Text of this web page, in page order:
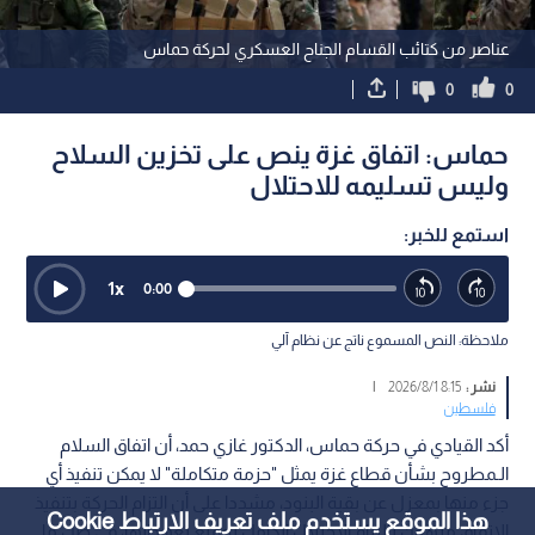
هذا الموقع يستخدم ملف تعريف الارتباط Cookie
عناصر من كتائب القسام الجناح العسكري لحركة حماس
0
0
حماس: اتفاق غزة ينص على تخزين السلاح
وليس تسليمه للاحتلال
استمع للخبر:
0:00
1x
ملاحظة: النص المسموع ناتج عن نظام آلي
نشر :8:15 2026/8/1
|
فلسطين
أكد القيادي في حركة حماس، الدكتور غازي حمد، أن اتفاق السلام
الـمطروح بشأن قطاع غزة يمثل "حزمة متكاملة" لا يمكن تنفيذ أي
الاتفاق مرهون بالتزام الاحتلال الكامل بجميع تعهداتها، في ظل ما